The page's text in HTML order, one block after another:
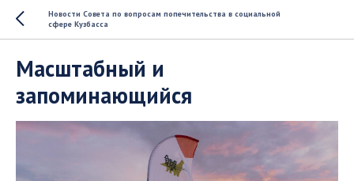
Новости Совета по вопросам попечительства в социальной
сфере Кузбасса
Масштабный и
запоминающийся